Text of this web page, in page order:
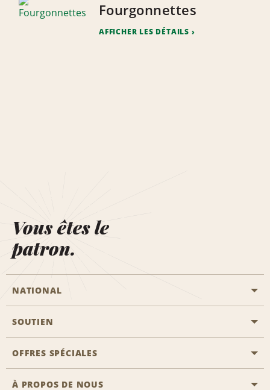
Fourgonnettes
AFFICHER LES DÉTAILS
Vous êtes le
patron.
NATIONAL
Aviation générale
Emplacements Emerald Aisle
Agents de voyage
SOUTIEN
Clients ayant un handicap
Nous contacter
OFFRES SPÉCIALES
Toutes les offres
À PROPOS DE NOUS